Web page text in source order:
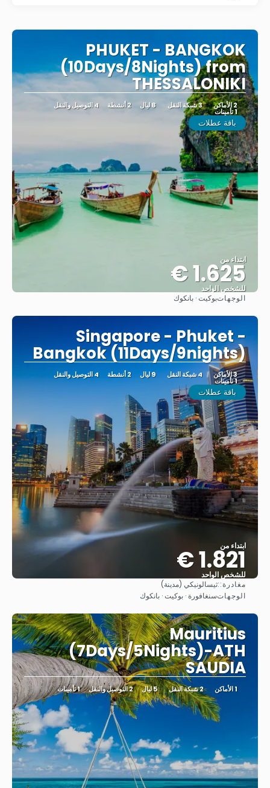
PHUKET - BANGKOK
(10Days/8Nights) from
THESSALONIKI
2 الأماكن 3 شبكة النقل 8 ليال 2 أنشطة 4 التوصيل والنقل
1 تأمينات
باقة عطلات
ابتداء من
1.625 €
للشخص الواحد
الوجهاتبوكيت · بانكوك
Singapore - Phuket -
Bangkok (11Days/9nights)
3 الأماكن 4 شبكة النقل 9 ليال 2 أنشطة 4 التوصيل والنقل
1 تأمينات
باقة عطلات
ابتداء من
1.821 €
للشخص الواحد
مغادرة::ثيسالونيكي (مدينة)
الوجهاتسنغافورة · بوكيت · بانكوك
Mauritius
(7Days/5Nights)-ATH
SAUDIA
1 الأماكن 2 شبكة النقل 5 ليال 2 التوصيل والنقل 1 تأمينات